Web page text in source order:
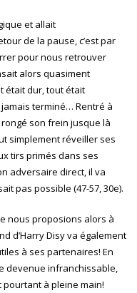
et allait
de la pause, c’est par
pour nous retrouver
alors quasiment
était dur, tout était
terminé… Rentré à
son frein jusque là
simplement réveiller ses
tirs primés dans ses
adversaire direct, il va
pas possible (47-57, 30e).
nous proposions alors à
d’Harry Disy va également
à ses partenaires! En
devenue infranchissable,
pourtant à pleine main!